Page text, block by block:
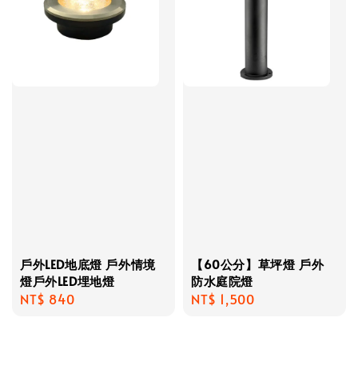
戶外LED地底燈 戶外情境
燈戶外LED埋地燈
Regular
NT$ 840
【60公分】草坪燈 戶外
防水庭院燈
Regular
NT$ 1,500